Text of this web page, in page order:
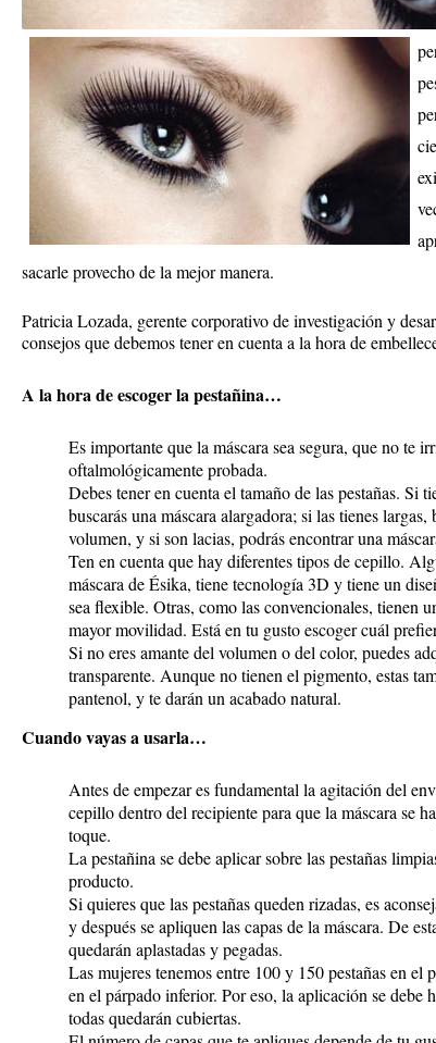
sacarle provecho de la mejor manera.
Patricia Lozada, gerente corporativo de investigación y
consejos que debemos tener en cuenta a la hora de
A la hora de escoger la pestañina…
Es importante que la máscara sea segura, que no te
oftalmológicamente probada.
Debes tener en cuenta el tamaño de las pestañas. Si
buscarás una máscara alargadora; si las tienes largas,
volumen, y si son lacias, podrás encontrar una
Ten en cuenta que hay diferentes tipos de cepillo.
máscara de Ésika, tiene tecnología 3D y tiene un
sea flexible. Otras, como las convencionales, tienen
mayor movilidad. Está en tu gusto escoger cuál
Si no eres amante del volumen o del color, puedes
transparente. Aunque no tienen el pigmento, estas
pantenol, y te darán un acabado natural.
Cuando vayas a usarla…
Antes de empezar es fundamental la agitación del
cepillo dentro del recipiente para que la máscara se
toque.
La pestañina se debe aplicar sobre las pestañas
producto.
Si quieres que las pestañas queden rizadas, es
y después se apliquen las capas de la máscara. De
quedarán aplastadas y pegadas.
Las mujeres tenemos entre 100 y 150 pestañas en el
en el párpado inferior. Por eso, la aplicación se debe
todas quedarán cubiertas.